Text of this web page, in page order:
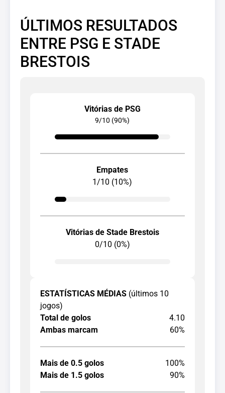
ÚLTIMOS RESULTADOS
ENTRE PSG E STADE
BRESTOIS
Vitórias de PSG
9/10 (90%)
Empates
1/10 (10%)
Vitórias de Stade Brestois
0/10 (0%)
ESTATÍSTICAS MÉDIAS (últimos 10
jogos)
Total de golos
4.10
Ambas marcam
60%
Mais de 0.5 golos
100%
Mais de 1.5 golos
90%